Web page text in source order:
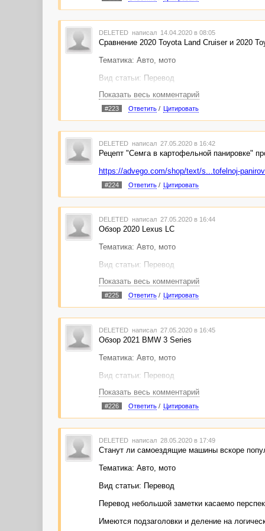
Статью можно размещать на русскоязычном
статьи до её покупки курс может измениться.
При желании могу выслать ссылку на
Ссылка на статью:
DELETED написал 14.04.2020 в 08:05
Сравнение 2020 Toyota Land Cruiser и 2020
Тематика: Авто, мото
Вид статьи: Перевод
Качественный перевод свежей объёмной
список, а также разбивка на логические
Статью можно размещать на русскоязычном
статьи до её покупки курс может измениться.
При желании могу выслать ссылку на
Ссылка на статью: https://advego.com/shop/
Показать весь комментарий
#223 Ответить/ Цитировать
DELETED написал 27.05.2020 в 16:42
Рецепт "Семга в картофельной панировке"
https://advego.com/shop/text/s...tofelnoj-
#224 Ответить/ Цитировать
DELETED написал 27.05.2020 в 16:44
Обзор 2020 Lexus LC
Тематика: Авто, мото
Вид статьи: Перевод
Качественный перевод довольно объёмной
разбивка на логические абзацы.
Статью можно размещать на русскоязычном
статьи до её покупки курс может измениться.
При желании могу выслать ссылку на
Ссылка на статью:
Показать весь комментарий
#225 Ответить/ Цитировать
DELETED написал 27.05.2020 в 16:45
Обзор 2021 BMW 3 Series
Тематика: Авто, мото
Вид статьи: Перевод
Свежий обзор 2021 BMW 3-й серии,
разбивка на логические абзацы.
Статью можно размещать на русскоязычном
статьи до её покупки курс может измениться.
При желании могу выслать ссылку на
изображений, которую вы, возможно, захотите
Ссылка на статью: https://advego.com/shop/
Показать весь комментарий
#226 Ответить/ Цитировать
DELETED написал 28.05.2020 в 17:49
Станут ли самоездящие машины вскоре
Тематика: Авто, мото
Вид статьи: Перевод
Перевод небольшой заметки касаемо
Имеются подзаголовки и деление на